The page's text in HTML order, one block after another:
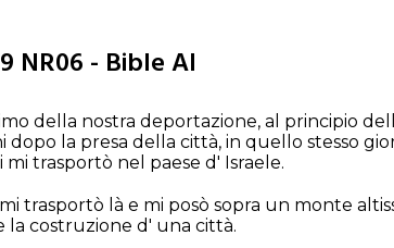
NR06 - Bible AI
della nostra deportazione, al principio
dopo la presa della città, in quello stesso
trasportò nel paese d' Israele.
trasportò là e mi posò sopra un monte
la costruzione d' una città.